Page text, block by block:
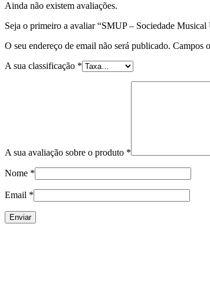
Ainda não existem avaliações.
Seja o primeiro a avaliar “SMUP – Sociedade Musical
O seu endereço de email não será publicado. Campos
A sua classificação *
A sua avaliação sobre o produto *
Nome *
Email *